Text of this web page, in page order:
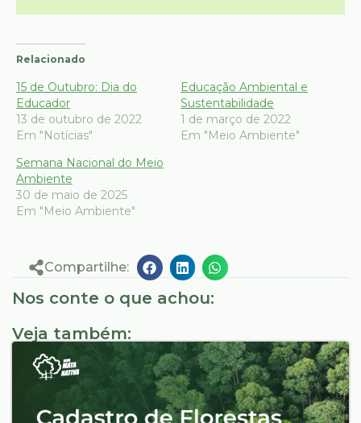
Relacionado
15 de Outubro: Dia do
Educador
13 de outubro de 2022
Em "Notícias"
Educação Ambiental e
Sustentabilidade
1 de março de 2022
Em "Meio Ambiente"
Semana Nacional do Meio
Ambiente
30 de maio de 2025
Em "Meio Ambiente"
Compartilhe:
Nos conte o que achou:
Veja também: